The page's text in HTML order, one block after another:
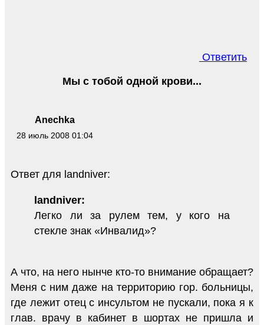
Ответить
Anechka
28 июль 2008 01:04
Мы с тобой одной крови...
Ответ для landniver:
landniver:
Легко ли за рулем тем, у кого на
стекле знак «Инвалид»?
А что, на него нынче кто-то внимание обращает?
Меня с ним даже на территорию гор. больницы,
где лежит отец с инсультом не пускали, пока я к
глав. врачу в кабинет в шортах не пришла и